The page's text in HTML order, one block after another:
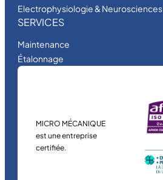
Electrophysiologie & Neurosciences
SERVICES
Maintenance
Étalonnage
MICRO MÉCANIQUE
est une entreprise
certifiée.